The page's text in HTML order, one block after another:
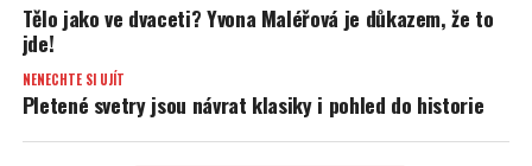
Tělo jako ve dvaceti? Yvona Maléřová je důkazem, že to
jde!
NENECHTE SI UJÍT
Pletené svetry jsou návrat klasiky i pohled do historie